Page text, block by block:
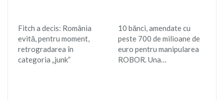
Fitch a decis: România
evită, pentru moment,
retrogradarea în
categoria „junk”
10 bănci, amendate cu
peste 700 de milioane de
euro pentru manipularea
ROBOR. Una…